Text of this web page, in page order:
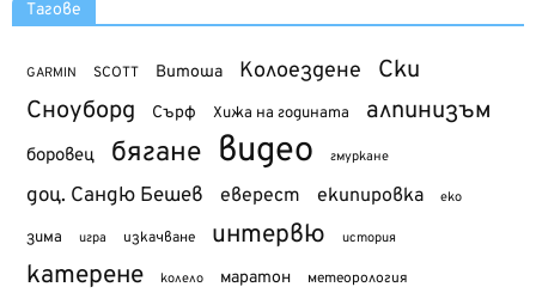
Тагове
GARMIN SCOTT Витоша Колоездене Ски
Сноуборд Сърф Хижа на годината алпинизъм
боровец бягане видео гмуркане
доц. Сандю Бешев еверест екипировка еко
зима игра изкачване интервю история
катерене колело маратон метеорология